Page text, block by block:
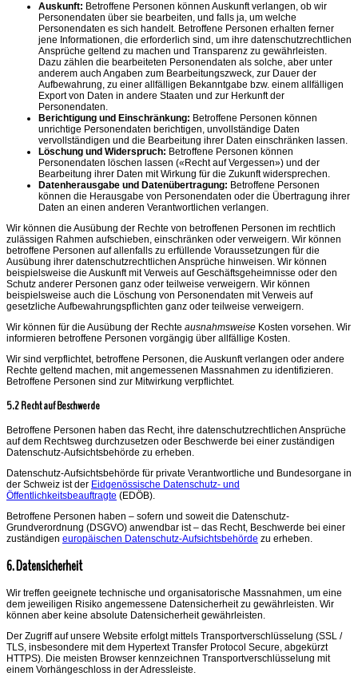
Auskunft: Betroffene Personen können Auskunft verlangen, ob wir
Personendaten über sie bearbeiten, und falls ja, um welche
Personendaten es sich handelt. Betroffene Personen erhalten ferner
jene Informationen, die erforderlich sind, um ihre datenschutzrechtlichen
Ansprüche geltend zu machen und Transparenz zu gewährleisten.
Dazu zählen die bearbeiteten Personendaten als solche, aber unter
anderem auch Angaben zum Bearbeitungszweck, zur Dauer der
Aufbewahrung, zu einer allfälligen Bekanntgabe bzw. einem allfälligen
Export von Daten in andere Staaten und zur Herkunft der
Personendaten.
Berichtigung und Einschränkung: Betroffene Personen können
unrichtige Personendaten berichtigen, unvollständige Daten
vervollständigen und die Bearbeitung ihrer Daten einschränken lassen.
Löschung und Widerspruch: Betroffene Personen können
Personendaten löschen lassen («Recht auf Vergessen») und der
Bearbeitung ihrer Daten mit Wirkung für die Zukunft widersprechen.
Datenherausgabe und Datenübertragung: Betroffene Personen
können die Herausgabe von Personendaten oder die Übertragung ihrer
Daten an einen anderen Verantwortlichen verlangen.
Wir können die Ausübung der Rechte von betroffenen Personen im rechtlich
zulässigen Rahmen aufschieben, einschränken oder verweigern. Wir können
betroffene Personen auf allenfalls zu erfüllende Voraussetzungen für die
Ausübung ihrer datenschutzrechtlichen Ansprüche hinweisen. Wir können
beispielsweise die Auskunft mit Verweis auf Geschäftsgeheimnisse oder den
Schutz anderer Personen ganz oder teilweise verweigern. Wir können
beispielsweise auch die Löschung von Personendaten mit Verweis auf
gesetzliche Aufbewahrungspflichten ganz oder teilweise verweigern.
Wir können für die Ausübung der Rechte ausnahmsweise Kosten vorsehen. Wir
informieren betroffene Personen vorgängig über allfällige Kosten.
Wir sind verpflichtet, betroffene Personen, die Auskunft verlangen oder andere
Rechte geltend machen, mit angemessenen Massnahmen zu identifizieren.
Betroffene Personen sind zur Mitwirkung verpflichtet.
5.2 Recht auf Beschwerde
Betroffene Personen haben das Recht, ihre datenschutzrechtlichen Ansprüche
auf dem Rechtsweg durchzusetzen oder Beschwerde bei einer zuständigen
Datenschutz-Aufsichtsbehörde zu erheben.
Datenschutz-Aufsichtsbehörde für private Verantwortliche und Bundesorgane in
der Schweiz ist der Eidgenössische Datenschutz- und
Öffentlichkeitsbeauftragte (EDÖB).
Betroffene Personen haben – sofern und soweit die Datenschutz-
Grundverordnung (DSGVO) anwendbar ist – das Recht, Beschwerde bei einer
zuständigen europäischen Datenschutz-Aufsichtsbehörde zu erheben.
6. Datensicherheit
Wir treffen geeignete technische und organisatorische Massnahmen, um eine
dem jeweiligen Risiko angemessene Datensicherheit zu gewährleisten. Wir
können aber keine absolute Datensicherheit gewährleisten.
Der Zugriff auf unsere Website erfolgt mittels Transportverschlüsselung (SSL /
TLS, insbesondere mit dem Hypertext Transfer Protocol Secure, abgekürzt
HTTPS). Die meisten Browser kennzeichnen Transportverschlüsselung mit
einem Vorhängeschloss in der Adressleiste.